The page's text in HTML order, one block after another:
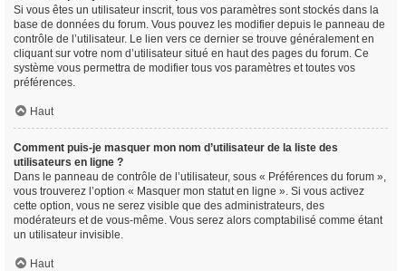
Si vous êtes un utilisateur inscrit, tous vos paramètres sont stockés dans la
base de données du forum. Vous pouvez les modifier depuis le panneau de
contrôle de l’utilisateur. Le lien vers ce dernier se trouve généralement en
cliquant sur votre nom d’utilisateur situé en haut des pages du forum. Ce
système vous permettra de modifier tous vos paramètres et toutes vos
préférences.
Haut
Comment puis-je masquer mon nom d’utilisateur de la liste des
utilisateurs en ligne ?
Dans le panneau de contrôle de l’utilisateur, sous « Préférences du forum »,
vous trouverez l’option « Masquer mon statut en ligne ». Si vous activez
cette option, vous ne serez visible que des administrateurs, des
modérateurs et de vous-même. Vous serez alors comptabilisé comme étant
un utilisateur invisible.
Haut